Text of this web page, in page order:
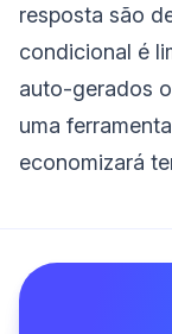
resposta são
condicional é
auto-gerados
uma
economizará